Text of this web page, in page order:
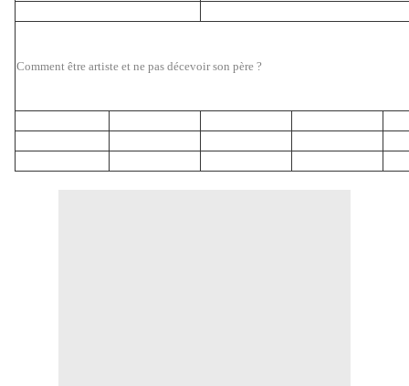
Comment être artiste et ne pas décevoir son père ?